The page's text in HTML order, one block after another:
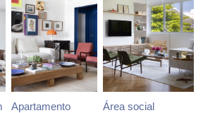
Apartamento
Área social